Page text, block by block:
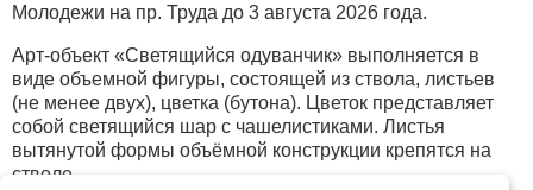
Молодежи на пр. Труда до 3 августа 2026 года.
Арт-объект «Светящийся одуванчик» выполняется в
виде объемной фигуры, состоящей из ствола, листьев
(не менее двух), цветка (бутона). Цветок представляет
собой светящийся шар с чашелистиками. Листья
вытянутой формы объёмной конструкции крепятся на
стволе.